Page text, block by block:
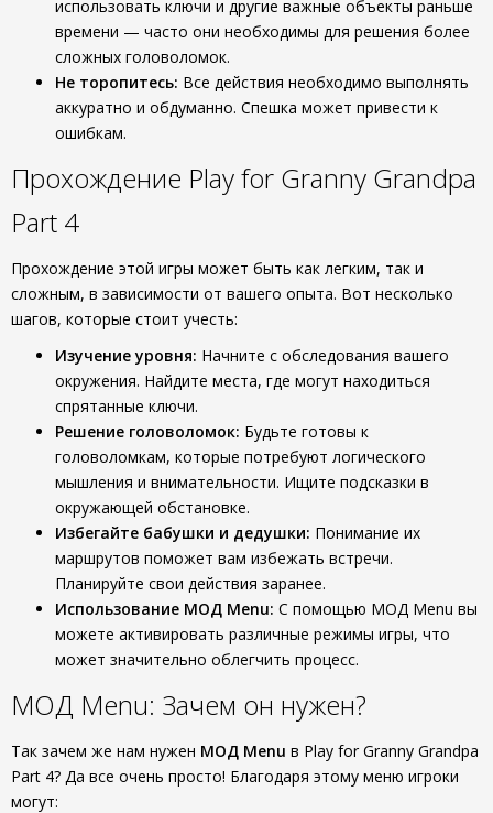
использовать ключи и другие важные объекты раньше
времени — часто они необходимы для решения более
сложных головоломок.
Не торопитесь: Все действия необходимо выполнять
аккуратно и обдуманно. Спешка может привести к
ошибкам.
Прохождение Play for Granny Grandpa
Part 4
Прохождение этой игры может быть как легким, так и
сложным, в зависимости от вашего опыта. Вот несколько
шагов, которые стоит учесть:
Изучение уровня: Начните с обследования вашего
окружения. Найдите места, где могут находиться
спрятанные ключи.
Решение головоломок: Будьте готовы к
головоломкам, которые потребуют логического
мышления и внимательности. Ищите подсказки в
окружающей обстановке.
Избегайте бабушки и дедушки: Понимание их
маршрутов поможет вам избежать встречи.
Планируйте свои действия заранее.
Использование МОД Menu: С помощью МОД Menu вы
можете активировать различные режимы игры, что
может значительно облегчить процесс.
МОД Menu: Зачем он нужен?
Так зачем же нам нужен МОД Menu в Play for Granny Grandpa
Part 4? Да все очень просто! Благодаря этому меню игроки
могут: